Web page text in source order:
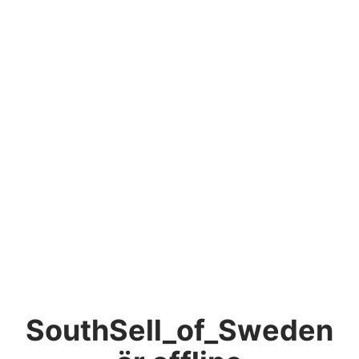
SouthSell_of_Sweden